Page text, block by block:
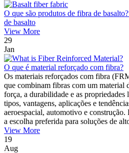
O que são produtos de fibra de
de basalto
View More
29
Jan
O que é material reforçado com fibra?
Os materiais reforçados com fibra
que combinam fibras com um material
força, a durabilidade e as propriedades
tipos, vantagens, aplicações e
aeroespacial, automotivo e
a escolha preferida para soluções de
View More
19
Aug